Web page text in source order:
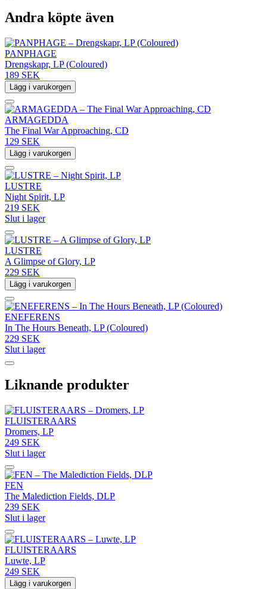
Andra köpte även
PANPHAGE
Drengskapr, LP (Coloured)
189 SEK
Lägg i varukorgen
ARMAGEDDA
The Final War Approaching, CD
129 SEK
Lägg i varukorgen
LUSTRE
Night Spirit, LP
219 SEK
Slut i lager
LUSTRE
A Glimpse of Glory, LP
229 SEK
Lägg i varukorgen
ENEFERENS
In The Hours Beneath, LP (Coloured)
229 SEK
Slut i lager
Liknande produkter
FLUISTERAARS
Dromers, LP
249 SEK
Slut i lager
FEN
The Malediction Fields, DLP
239 SEK
Slut i lager
FLUISTERAARS
Luwte, LP
249 SEK
Lägg i varukorgen